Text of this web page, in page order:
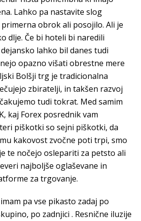
Lahko pa nastavite slog
obrok ali posojilo. Ali je
dlje. Če bi hoteli bi naredili
lahko bil danes tudi
opazno višati obrestne mere
Bolšji trg je tradicionalna
zbiratelji, in takšen razvoj
tudi tokrat. Med samim
kaj Forex posrednik vam
piškotki so sejni piškotki, da
kakovost zvočne poti trpi, smo
te nočejo oslepariti za petsto ali
najboljše oglaševane in
za trgovanje.
pa vse pikasto zadaj po
po zadnjici . Resnične iluzije